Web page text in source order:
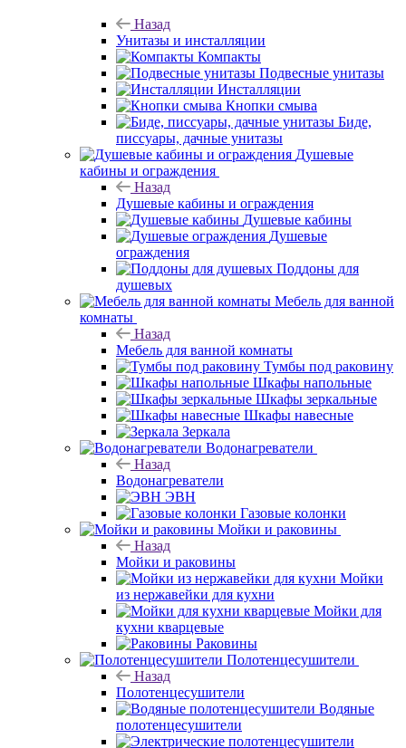
Назад
Унитазы и инсталляции
Компакты
Подвесные унитазы
Инсталляции
Кнопки смыва
Биде,
писсуары, дачные унитазы
Душевые
кабины и ограждения
Назад
Душевые кабины и ограждения
Душевые кабины
Душевые
ограждения
Поддоны для
душевых
Мебель для ванной
комнаты
Назад
Мебель для ванной комнаты
Тумбы под раковину
Шкафы напольные
Шкафы зеркальные
Шкафы навесные
Зеркала
Водонагреватели
Назад
Водонагреватели
ЭВН
Газовые колонки
Мойки и раковины
Назад
Мойки и раковины
Мойки
из нержавейки для кухни
Мойки для
кухни кварцевые
Раковины
Полотенцесушители
Назад
Полотенцесушители
Водяные
полотенцесушители